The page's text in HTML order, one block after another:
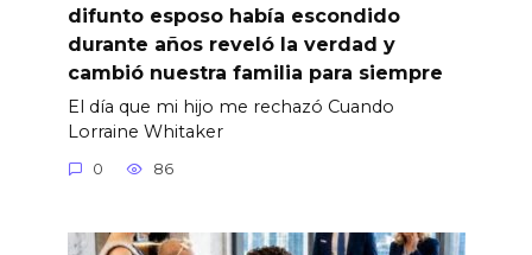
difunto esposo había escondido
durante años reveló la verdad y
cambió nuestra familia para siempre
El día que mi hijo me rechazó Cuando
Lorraine Whitaker
0 86